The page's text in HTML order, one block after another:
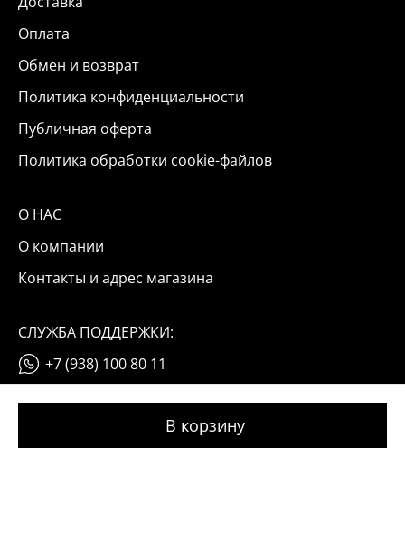
Оплата
Обмен и возврат
Политика конфиденциальности
Публичная оферта
Политика обработки cookie-файлов
О НАС
О компании
Контакты и адрес магазина
СЛУЖБА ПОДДЕРЖКИ:
+7 (938) 100 80 11
© 2026 OKINAIL